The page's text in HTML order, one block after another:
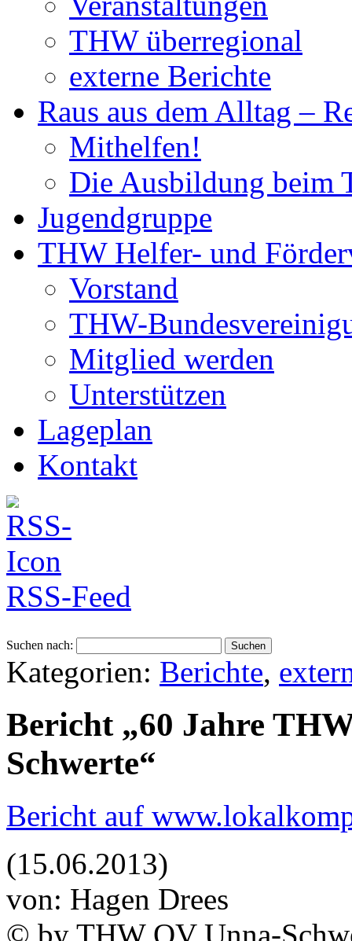
THW überregional
externe Berichte
Raus aus dem Alltag –
Mithelfen!
Die Ausbildung beim
Jugendgruppe
THW Helfer- und
Vorstand
THW-
Mitglied werden
Unterstützen
Lageplan
Kontakt
RSS-Feed
Suchen nach:
Kategorien: Berichte,
Bericht „60 Jahre
Schwerte“
Bericht auf
(15.06.2013)
von: Hagen Drees
© by THW OV Unna-